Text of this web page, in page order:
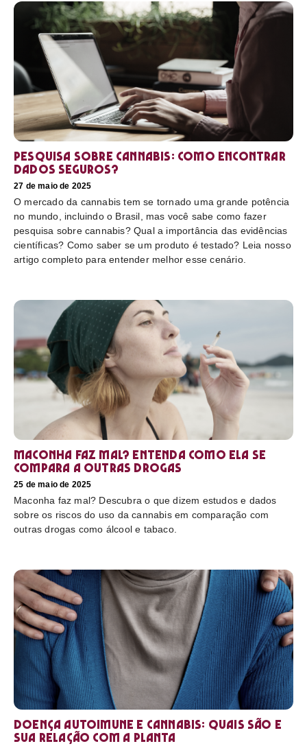
Pesquisa sobre cannabis: Como encontrar
dados seguros?
27 de maio de 2025
O mercado da cannabis tem se tornado uma grande potência
no mundo, incluindo o Brasil, mas você sabe como fazer
pesquisa sobre cannabis? Qual a importância das evidências
científicas? Como saber se um produto é testado? Leia nosso
artigo completo para entender melhor esse cenário.
Maconha faz mal? Entenda como ela se
compara a outras drogas
25 de maio de 2025
Maconha faz mal? Descubra o que dizem estudos e dados
sobre os riscos do uso da cannabis em comparação com
outras drogas como álcool e tabaco.
Doença autoimune e cannabis: Quais são e
sua relação com a planta